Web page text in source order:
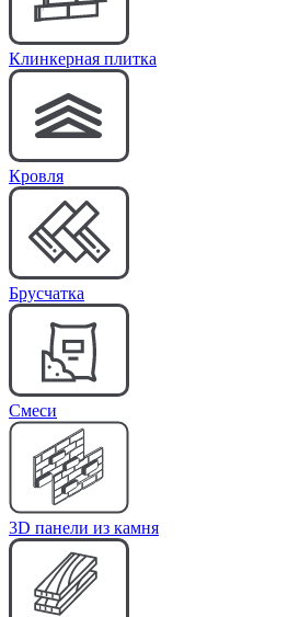
Клинкерная плитка
Кровля
Брусчатка
Cмеси
3D панели из камня